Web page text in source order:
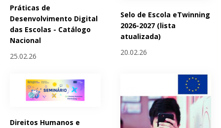
Práticas de
Desenvolvimento Digital
das Escolas - Catálogo
Nacional
25.02.26
Selo de Escola eTwinning
2026-2027 (lista
atualizada)
20.02.26
Direitos Humanos e